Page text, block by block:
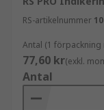
RS-artikelnummer
Antal (1 förpackning
77,60 kr(exkl.
Antal